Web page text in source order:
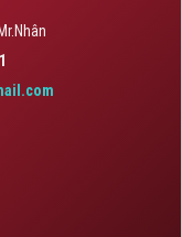
Mr.Nhân